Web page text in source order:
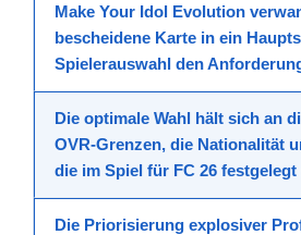
Make Your Idol Evolution
bescheidene Karte in ein
Spielerauswahl den
Die optimale Wahl hält sich an
OVR-Grenzen, die Nationalität
die im Spiel für FC 26 festgelegt
Die Priorisierung explosiver